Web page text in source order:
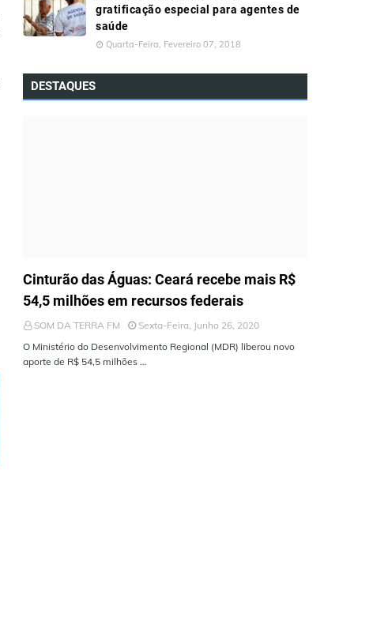
gratificação especial para agentes de
saúde
Quarta-Feira, Fevereiro 07, 2018
DESTAQUES
Cinturão das Águas: Ceará recebe mais R$
54,5 milhões em recursos federais
SOM DA TERRA FM
Sexta-Feira, Junho 26, 2020
O Ministério do Desenvolvimento Regional (MDR) liberou novo
aporte de R$ 54,5 milhões …